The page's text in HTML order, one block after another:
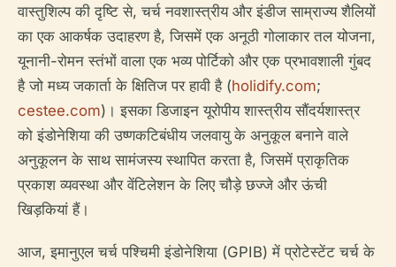
वास्तुशिल्प की दृष्टि से, चर्च नवशास्त्रीय और इंडीज साम्राज्य शैलियों
का एक आकर्षक उदाहरण है, जिसमें एक अनूठी गोलाकार तल योजना,
यूनानी-रोमन स्तंभों वाला एक भव्य पोर्टिको और एक प्रभावशाली गुंबद
है जो मध्य जकार्ता के क्षितिज पर हावी है (holidify.com;
cestee.com)। इसका डिजाइन यूरोपीय शास्त्रीय सौंदर्यशास्त्र
को इंडोनेशिया की उष्णकटिबंधीय जलवायु के अनुकूल बनाने वाले
अनुकूलन के साथ सामंजस्य स्थापित करता है, जिसमें प्राकृतिक
प्रकाश व्यवस्था और वेंटिलेशन के लिए चौड़े छज्जे और ऊंची
खिड़कियां हैं।
आज, इमानुएल चर्च पश्चिमी इंडोनेशिया (GPIB) में प्रोटेस्टेंट चर्च के